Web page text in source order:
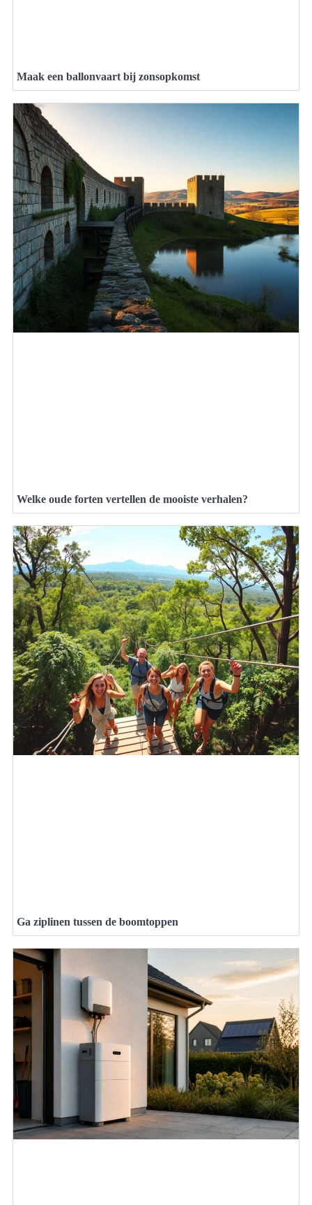
Maak een ballonvaart bij zonsopkomst
Welke oude forten vertellen de mooiste verhalen?
Ga ziplinen tussen de boomtoppen